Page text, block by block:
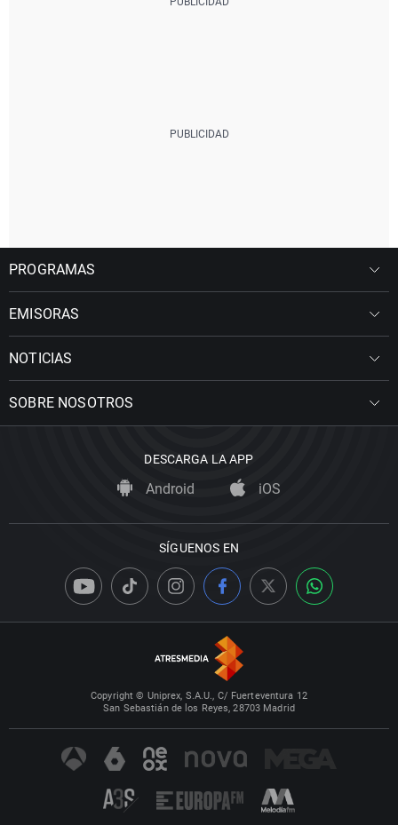
PROGRAMAS
EMISORAS
NOTICIAS
SOBRE NOSOTROS
DESCARGA LA APP
Android iOS
SÍGUENOS EN
Copyright © Uniprex, S.A.U., C/ Fuerteventura 12
San Sebastián de los Reyes, 28703 Madrid